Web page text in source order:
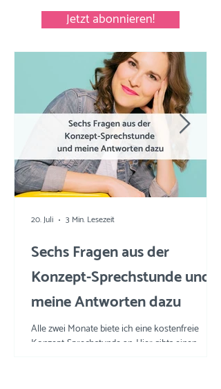
Jetzt abonnieren!
Sechs Fragen aus der
Konzept-Sprechstunde und
meine Antworten dazu
Alle zwei Monate biete ich eine kostenfreie
Konzept-Sprechstunde an. Hier gibts einen
20. Juli 3 Min. Lesezeit